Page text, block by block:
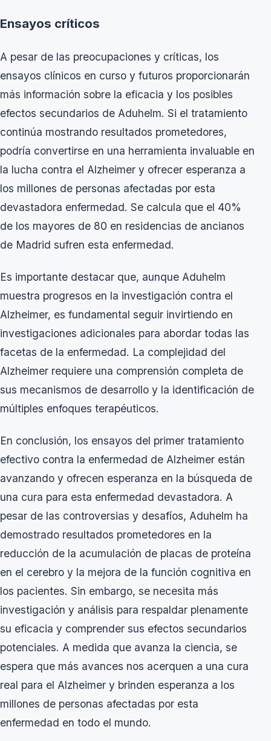
Ensayos críticos
A pesar de las preocupaciones y críticas, los
ensayos clínicos en curso y futuros proporcionarán
más información sobre la eficacia y los posibles
efectos secundarios de Aduhelm. Si el tratamiento
continúa mostrando resultados prometedores,
podría convertirse en una herramienta invaluable en
la lucha contra el Alzheimer y ofrecer esperanza a
los millones de personas afectadas por esta
devastadora enfermedad. Se calcula que el 40%
de los mayores de 80 en residencias de ancianos
de Madrid sufren esta enfermedad.
Es importante destacar que, aunque Aduhelm
muestra progresos en la investigación contra el
Alzheimer, es fundamental seguir invirtiendo en
investigaciones adicionales para abordar todas las
facetas de la enfermedad. La complejidad del
Alzheimer requiere una comprensión completa de
sus mecanismos de desarrollo y la identificación de
múltiples enfoques terapéuticos.
En conclusión, los ensayos del primer tratamiento
efectivo contra la enfermedad de Alzheimer están
avanzando y ofrecen esperanza en la búsqueda de
una cura para esta enfermedad devastadora. A
pesar de las controversias y desafíos, Aduhelm ha
demostrado resultados prometedores en la
reducción de la acumulación de placas de proteína
en el cerebro y la mejora de la función cognitiva en
los pacientes. Sin embargo, se necesita más
investigación y análisis para respaldar plenamente
su eficacia y comprender sus efectos secundarios
potenciales. A medida que avanza la ciencia, se
espera que más avances nos acerquen a una cura
real para el Alzheimer y brinden esperanza a los
millones de personas afectadas por esta
enfermedad en todo el mundo.